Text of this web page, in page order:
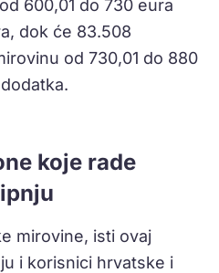
600,01 do 730 eura
dok će 83.508
od 730,01 do 880
koje rade
mirovine, isti ovaj
i korisnici hrvatske i